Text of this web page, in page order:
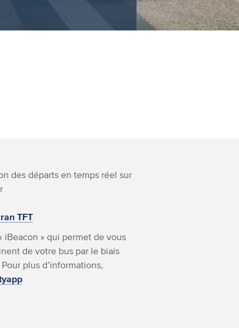
des départs en temps réel sur
TFT
iBeacon » qui permet de vous
de votre bus par le biais
plus d’informations,